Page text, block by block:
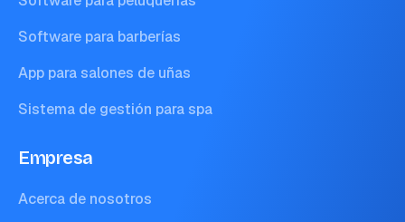
Software para barberías
App para salones de uñas
Sistema de gestión para spa
Empresa
Acerca de nosotros